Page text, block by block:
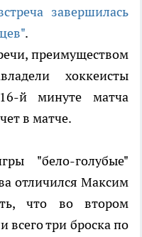
завершилась
.
преимуществом
хоккеисты
й минуте матча
в матче.
"бело-голубые"
отличился Максим
что во втором
всего три броска по